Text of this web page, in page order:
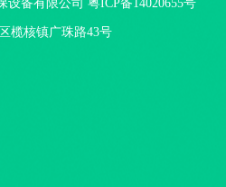
设备有限公司 粤ICP备14020655号
榄核镇广珠路43号